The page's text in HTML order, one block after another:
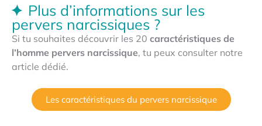
Plus d’informations sur les
pervers narcissiques ?
Si tu souhaites découvrir les 20 caractéristiques de
l’homme pervers narcissique, tu peux consulter notre
article dédié.
Les caractéristiques du pervers narcissique